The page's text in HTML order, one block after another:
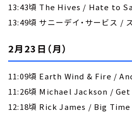
13:43頃 The Hives / Hate to
13:49頃 サニーデイ・サービス /
2月23日（月）
11:09頃 Earth Wind & Fire /
11:26頃 Michael Jackson /
12:18頃 Rick James / Big Time